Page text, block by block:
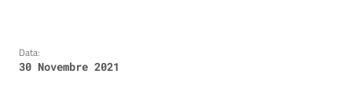
Data:
30 Novembre 2021